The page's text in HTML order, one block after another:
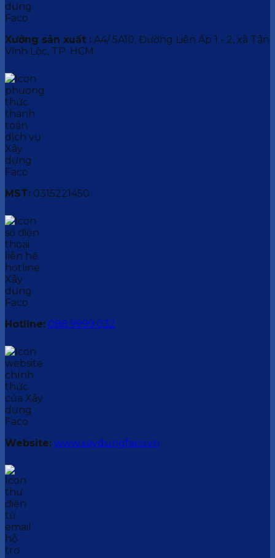
Xưởng sản xuất : A4/ 5A10, Đường Liên Ấp 1 - 2, xã Tân
Vĩnh Lộc, TP. HCM.
MST: 0315221450
Hotline: 088.9999.032
Website: www.xaydungfaco.vn